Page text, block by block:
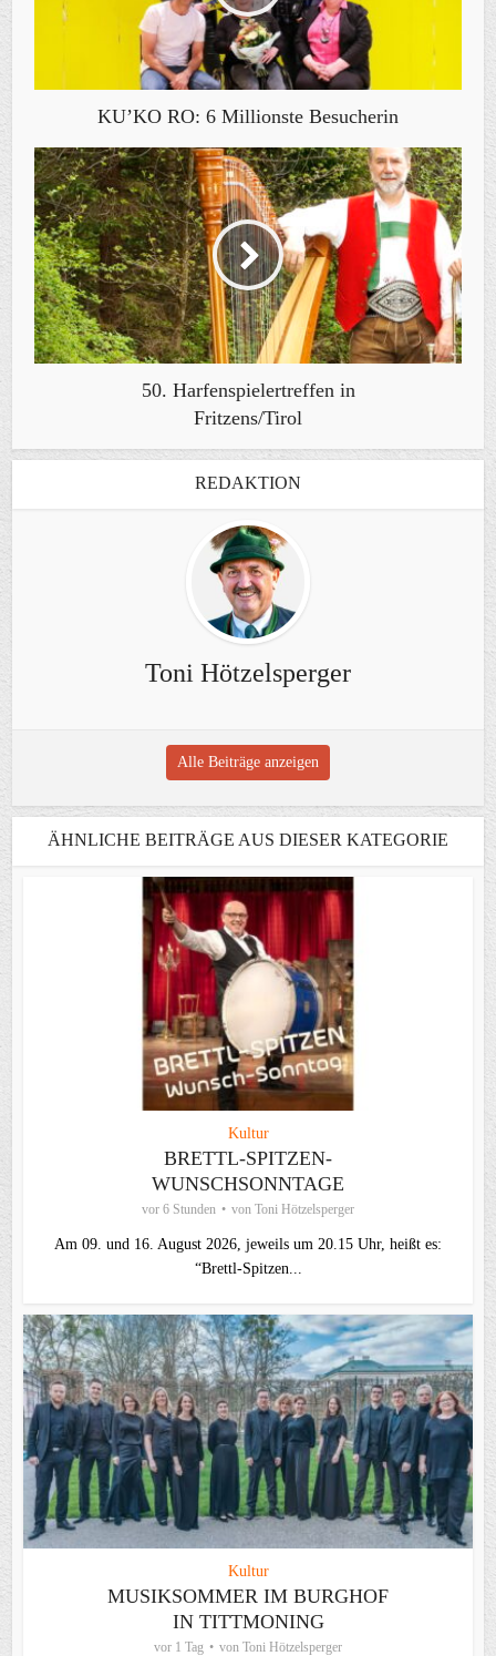
KU’KO RO: 6 Millionste Besucherin
50. Harfenspielertreffen in
Fritzens/Tirol
REDAKTION
Toni Hötzelsperger
Alle Beiträge anzeigen
ÄHNLICHE BEITRÄGE AUS DIESER KATEGORIE
Kultur
BRETTL-SPITZEN-
WUNSCHSONNTAGE
vor 6 Stunden von Toni Hötzelsperger
Am 09. und 16. August 2026, jeweils um 20.15 Uhr, heißt es:
“Brettl-Spitzen...
Kultur
MUSIKSOMMER IM BURGHOF
IN TITTMONING
vor 1 Tag von Toni Hötzelsperger